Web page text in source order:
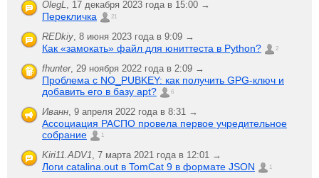
OlegL, 17 декабря 2023 года в 15:00 →
Перекличка 21
REDkiy, 8 июня 2023 года в 9:09 →
Как «замокать» файл для юниттеста в Python? 2
fhunter, 29 ноября 2022 года в 2:09 →
Проблема с NO_PUBKEY: как получить GPG-ключ и
добавить его в базу apt?
6
Иванн, 9 апреля 2022 года в 8:31 →
Ассоциация РАСПО провела первое учредительное
собрание
1
Kiri11.ADV1, 7 марта 2021 года в 12:01 →
Логи catalina.out в TomCat 9 в формате JSON 1